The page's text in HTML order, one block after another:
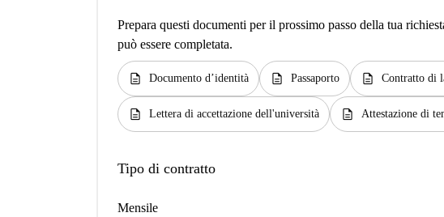
Prepara questi documenti per il prossimo passo della tua
può essere completata.
description Documento d’identità description Passaporto description Contratto di
description Lettera di accettazione dell'università description Attestazione di
Tipo di contratto
Mensile